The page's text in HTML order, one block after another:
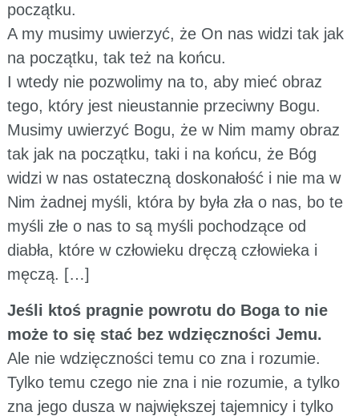
początku.
A my musimy uwierzyć, że On nas widzi tak jak
na początku, tak też na końcu.
I wtedy nie pozwolimy na to, aby mieć obraz
tego, który jest nieustannie przeciwny Bogu.
Musimy uwierzyć Bogu, że w Nim mamy obraz
tak jak na początku, taki i na końcu, że Bóg
widzi w nas ostateczną doskonałość i nie ma w
Nim żadnej myśli, która by była zła o nas, bo te
myśli złe o nas to są myśli pochodzące od
diabła, które w człowieku dręczą człowieka i
męczą. […]
Jeśli ktoś pragnie powrotu do Boga to nie
może to się stać bez wdzięczności Jemu.
Ale nie wdzięczności temu co zna i rozumie.
Tylko temu czego nie zna i nie rozumie, a tylko
zna jego dusza w największej tajemnicy i tylko